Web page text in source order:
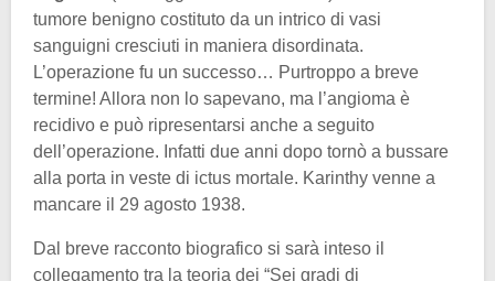
tumore benigno costituto da un intrico di vasi
sanguigni cresciuti in maniera disordinata.
L’operazione fu un successo… Purtroppo a breve
termine! Allora non lo sapevano, ma l’angioma è
recidivo e può ripresentarsi anche a seguito
dell’operazione. Infatti due anni dopo tornò a bussare
alla porta in veste di ictus mortale. Karinthy venne a
mancare il 29 agosto 1938.
Dal breve racconto biografico si sarà inteso il
collegamento tra la teoria dei “Sei gradi di